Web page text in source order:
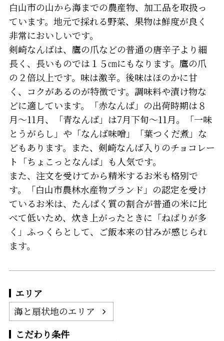
白山市の山から海までの農産物、加工品を取扱っ
ています。地元で採れる野菜、果物は鮮度が良く
非常においしいです。
剣崎なんばは、鷹の爪などの普通の唐辛子より細
長く、長いものでは１５㎝にもなります。鷹の爪
の２倍以上です。味は激辛。後味はほのかに甘
く、コクがあるのが特徴です。調味料や漬け物な
どに適しています。「赤なんば」の出荷時期は８
月～11月、「青なんば」は7月下旬～11月。「一味
とうがらし」や「なんば味噌」「葉つくだ煮」な
どもあります。また、剣崎なんば入りのチョコレー
ト「ちょこっとなんば」も人気です。
また、注文を受けてから精米するお米も格別で
す。「白山市農林水産物ブランド」の認定を受け
ているお米は、たんぱく質の割合が普通の米に比
べて低いため、炊き上がったときに「ねばりが多
く」ふっくらとして、ご飯本来の甘みが感じられ
ます。
エリア
海と扇状地のエリア
こだわり条件